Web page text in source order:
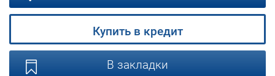
Купить в кредит
В закладки